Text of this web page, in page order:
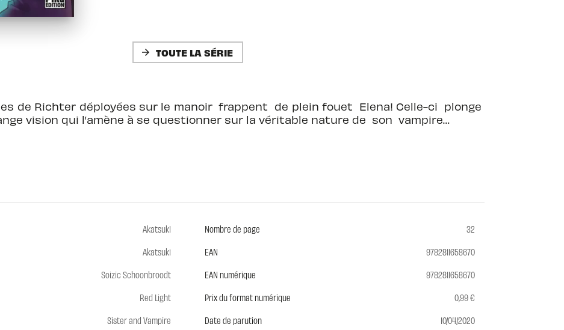
arrow_forward TOUTE LA SÉRIE
de Richter déployées sur le manoir frappent de plein fouet Elena! Celle-ci plonge
vision qui l’amène à se questionner sur la véritable nature de son vampire…
Akatsuki
Akatsuki
Soizic Schoonbroodt
Red Light
Sister and Vampire
Nombre de page
32
EAN
9782811658670
EAN numérique
9782811658670
Prix du format numérique
0,99 €
Date de parution
10/04/2020